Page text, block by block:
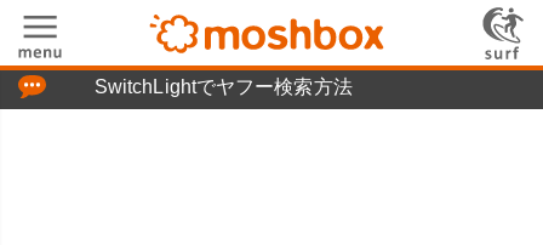
SwitchLightでヤフー検索方法
「つぶやき」の使い方